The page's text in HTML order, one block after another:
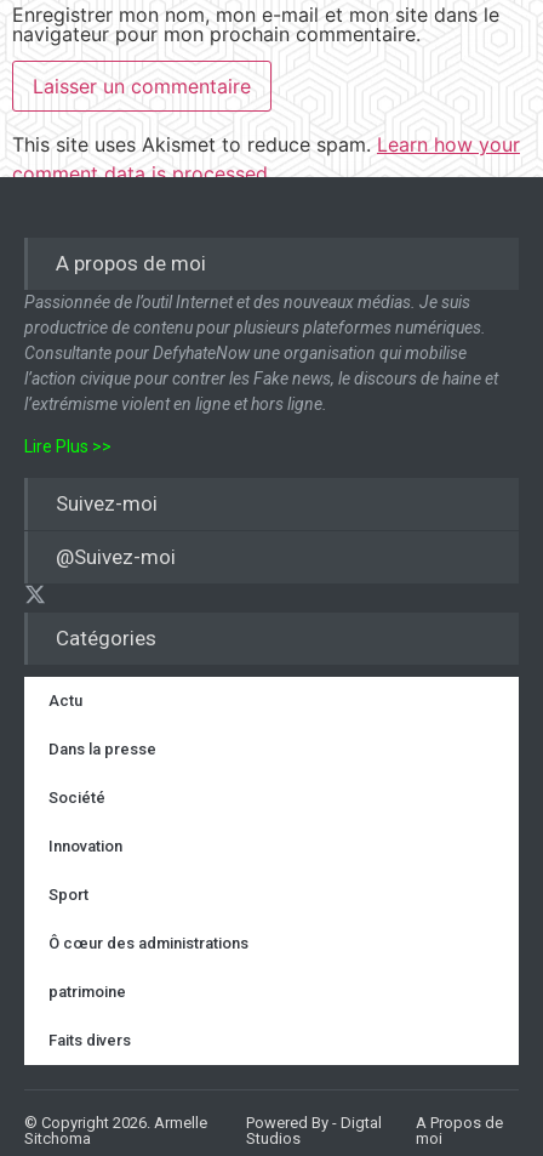
Enregistrer mon nom, mon e-mail et mon site dans le
navigateur pour mon prochain commentaire.
This site uses Akismet to reduce spam. Learn how your
comment data is processed.
Catégories
Actu
Dans la presse
Société
Innovation
Sport
Ô cœur des administrations
patrimoine
Faits divers
A propos de moi
Passionnée de l’outil Internet et des nouveaux médias. Je suis
productrice de contenu pour plusieurs plateformes numériques.
Consultante pour DefyhateNow une organisation qui mobilise
l’action civique pour contrer les Fake news, le discours de haine et
l’extrémisme violent en ligne et hors ligne.
Lire Plus >>
Suivez-moi
@Suivez-moi
© Copyright 2026. Armelle
Sitchoma
Powered By - Digtal
Studios
A Propos de
moi